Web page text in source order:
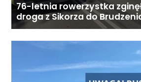
76-letnia rowerzystka
droga z Sikorza do
zablokowana